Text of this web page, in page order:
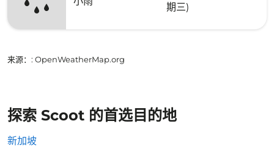
期三)
来源： : OpenWeatherMap.org
探索 Scoot 的首选目的地
新加坡